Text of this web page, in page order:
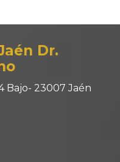
Dr.
Bajo- 23007 Jaén